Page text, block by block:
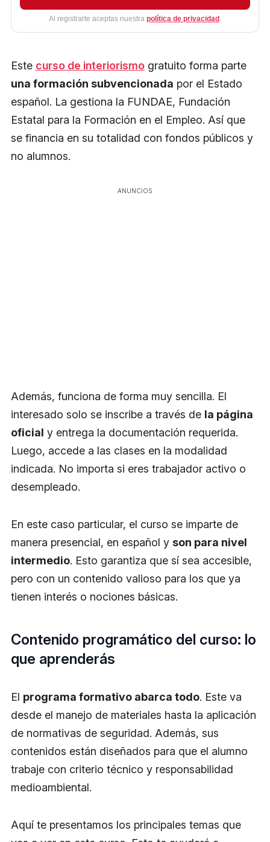
Al registrarte aceptas nuestra política de privacidad .
Este curso de interiorismo gratuito forma parte
una formación subvencionada por el Estado
español. La gestiona la FUNDAE, Fundación
Estatal para la Formación en el Empleo. Así que
se financia en su totalidad con fondos públicos y
no alumnos.
ANUNCIOS
Además, funciona de forma muy sencilla. El
interesado solo se inscribe a través de la página
oficial y entrega la documentación requerida.
Luego, accede a las clases en la modalidad
indicada. No importa si eres trabajador activo o
desempleado.
En este caso particular, el curso se imparte de
manera presencial, en español y son para nivel
intermedio. Esto garantiza que sí sea accesible,
pero con un contenido valioso para los que ya
tienen interés o nociones básicas.
Contenido programático del curso: lo
que aprenderás
El programa formativo abarca todo. Este va
desde el manejo de materiales hasta la aplicación
de normativas de seguridad. Además, sus
contenidos están diseñados para que el alumno
trabaje con criterio técnico y responsabilidad
medioambiental.
Aquí te presentamos los principales temas que